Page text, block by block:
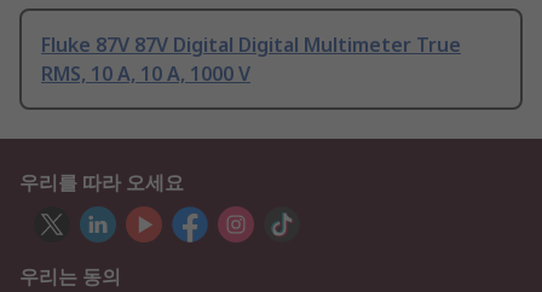
Fluke 87V 87V Digital Digital Multimeter True
RMS, 10 A, 10 A, 1000 V
우리를 따라 오세요
우리는 동의